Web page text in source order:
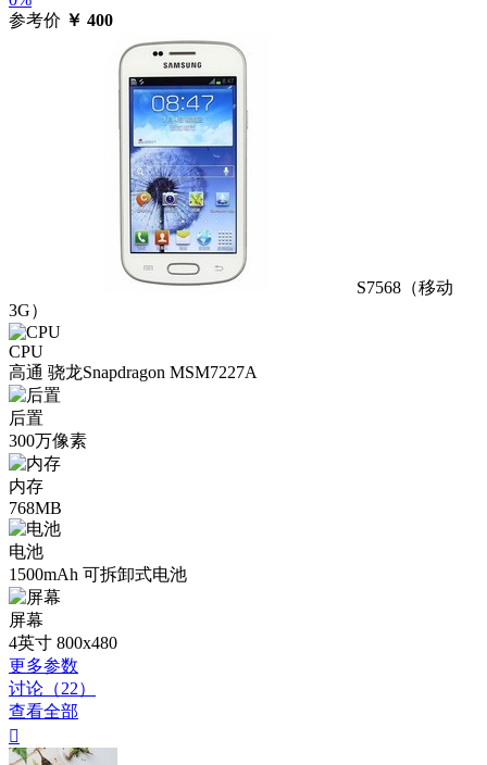
参考价 ￥ 400
S7568（移动
3G）
CPU
高通 骁龙Snapdragon MSM7227A
后置
300万像素
内存
768MB
电池
1500mAh 可拆卸式电池
屏幕
4英寸 800x480
更多参数
讨论（22）
查看全部
